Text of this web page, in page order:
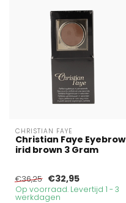
CHRISTIAN FAYE
Christian Faye Eyebrow
irid brown 3 Gram
€36,25 €32,95
Op voorraad. Levertijd 1 - 3
werkdagen